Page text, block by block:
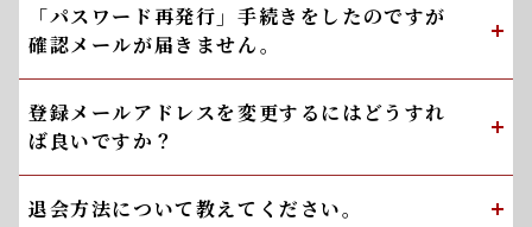
「パスワード再発行」手続きをしたのですが
確認メールが届きません。
登録メールアドレスを変更するにはどうすれ
ば良いですか？
退会方法について教えてください。